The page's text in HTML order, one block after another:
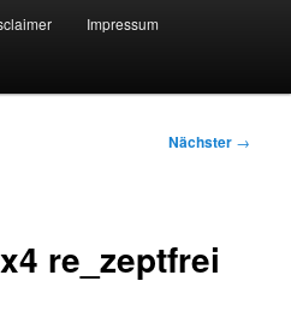
und
Impressum
Nächster →
re_zeptfrei